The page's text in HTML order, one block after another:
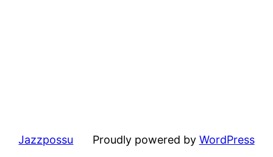
Jazzpossu Proudly powered by WordPress